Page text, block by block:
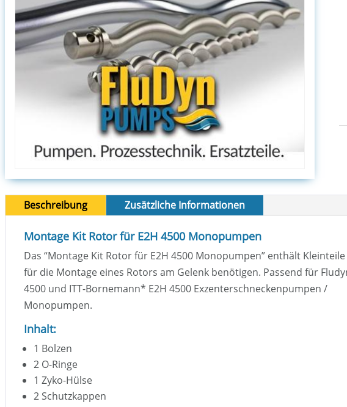
Beschreibung Zusätzliche Informationen
Montage Kit Rotor für E2H 4500 Monopumpen
Das “Montage Kit Rotor für E2H 4500 Monopumpen” enthält Kleinteile
für die Montage eines Rotors am Gelenk benötigen. Passend für
4500 und ITT-Bornemann* E2H 4500 Exzenterschneckenpumpen /
Monopumpen.
Inhalt:
1 Bolzen
2 O-Ringe
1 Zyko-Hülse
2 Schutzkappen